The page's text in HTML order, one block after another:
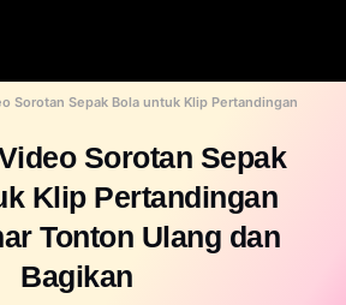
gambar
Sorotan Sepak Bola untuk Klip Pertandingan
Sorotan Sepak
Klip Pertandingan
Tonton Ulang dan
Bagikan